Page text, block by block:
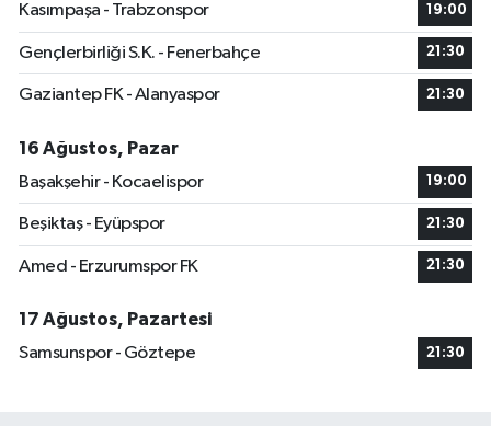
Kasımpaşa - Trabzonspor 19:00
Gençlerbirliği S.K. - Fenerbahçe 21:30
Gaziantep FK - Alanyaspor 21:30
16 Ağustos, Pazar
Başakşehir - Kocaelispor
19:00
Beşiktaş - Eyüpspor 21:30
Amed - Erzurumspor FK 21:30
17 Ağustos, Pazartesi
Samsunspor - Göztepe
21:30